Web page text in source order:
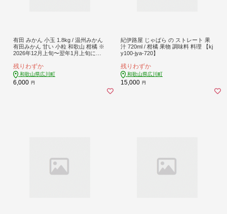
有田 みかん 小玉 1.8kg / 温州みかん
有田みかん 甘い 小粒 和歌山 柑橘 ※
2026年12月上旬〜翌年1月上旬に順
残りわずか
和歌山県広川町
6,000 円
紀伊路屋 じゃばら の ストレート 果
汁 720ml / 柑橘 果物 調味料 料理 【kj
y100-jya-720】
残りわずか
和歌山県広川町
15,000 円